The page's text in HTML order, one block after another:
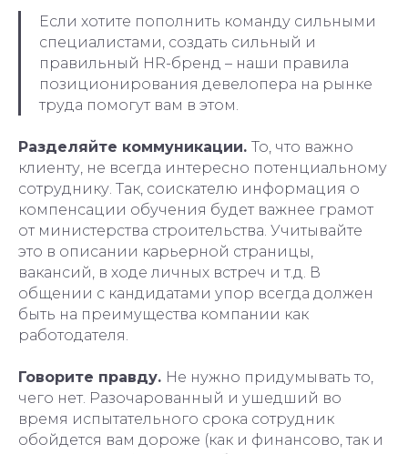
Если хотите пополнить команду сильными
специалистами, создать сильный и
правильный HR-бренд – наши правила
позиционирования девелопера на рынке
труда помогут вам в этом.
Разделяйте коммуникации. То, что важно
клиенту, не всегда интересно потенциальному
сотруднику. Так, соискателю информация о
компенсации обучения будет важнее грамот
от министерства строительства. Учитывайте
это в описании карьерной страницы,
вакансий, в ходе личных встреч и т.д. В
общении с кандидатами упор всегда должен
быть на преимущества компании как
работодателя.
Говорите правду. Не нужно придумывать то,
чего нет. Разочарованный и ушедший во
время испытательного срока сотрудник
обойдется вам дороже (как и финансово, так и